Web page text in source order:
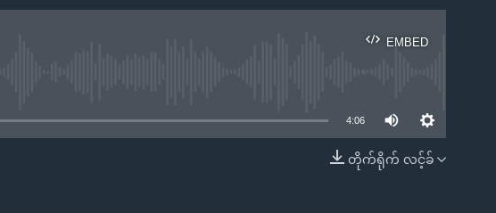
EMBED
EMBED
4:06
တိုက်ရိုက် လင့်ခ်